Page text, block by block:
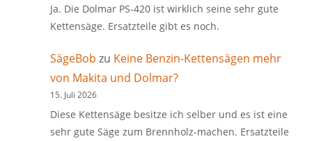
Ja. Die Dolmar PS-420 ist wirklich seine sehr gute
Kettensäge. Ersatzteile gibt es noch.
SägeBob zu Keine Benzin-Kettensägen mehr
von Makita und Dolmar?
15. Juli 2026
Diese Kettensäge besitze ich selber und es ist eine
sehr gute Säge zum Brennholz-machen. Ersatzteile